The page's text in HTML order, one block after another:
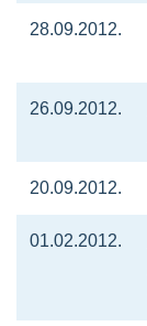
28.09.2012.
26.09.2012.
20.09.2012.
01.02.2012.